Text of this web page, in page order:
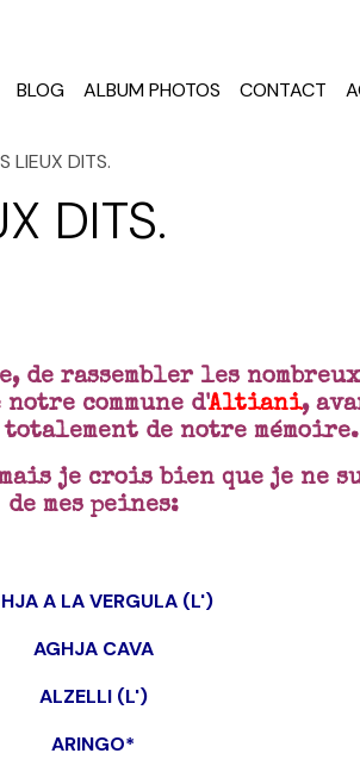
BLOG ALBUM PHOTOS CONTACT
LIEUX DITS.
DITS.
de rassembler les
commune d'Altiani,
de notre mémoire.
je crois bien que je ne
de mes peines:
A LA VERGULA (L')
AGHJA CAVA
ALZELLI (L')
ARINGO*